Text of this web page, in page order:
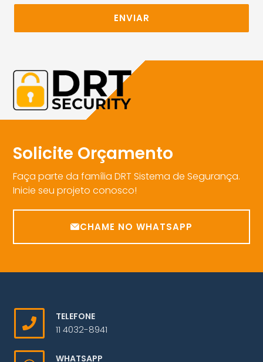
ENVIAR
Solicite Orçamento
Faça parte da família DRT Sistema de Segurança.
Inicie seu projeto conosco!
CHAME NO WHATSAPP
TELEFONE
11 4032-8941
WHATSAPP